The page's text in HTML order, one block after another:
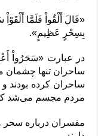
«قَالَ أَلْقُواْ فَلَمَّا
بِسِحْرٍ عَظِیمٍ».
در عبارت «سَحَرُواْ
ساحران تنها چشمان
ساحران کرده بودند
مردم مجسم می‌شد
مفسران درباره سحر